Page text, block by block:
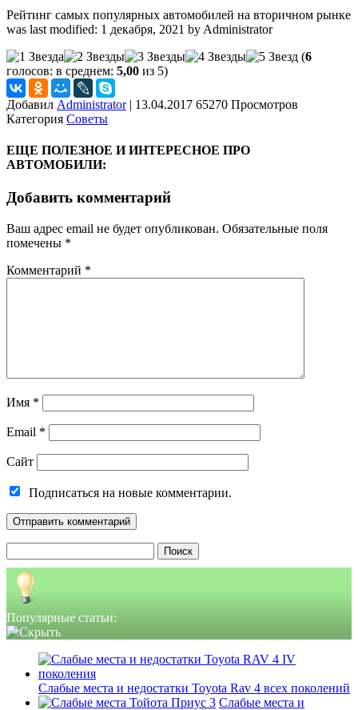
Рейтинг самых популярных автомобилей на вторичном рынке
was last modified: 1 декабря, 2021 by Administrator
(6
голосов: в среднем: 5,00 из 5)
Добавил Administrator | 13.04.2017 65270 Просмотров
Категория Советы
ЕЩЕ ПОЛЕЗНОЕ И ИНТЕРЕСНОЕ ПРО
АВТОМОБИЛИ:
Добавить комментарий
Ваш адрес email не будет опубликован. Обязательные поля
помечены *
Комментарий *
Имя *
Email *
Сайт
Подписаться на новые комментарии.
Популярные статьи:
Слабые места и недостатки Toyota Rav 4 всех поколений
Слабые места и